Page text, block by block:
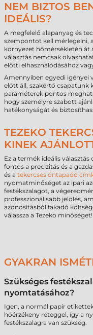
NEM BIZTOS
IDEÁLIS?
A megfelelő alapanyag és
szempontot kell mérlegelni,
környezet hőmérsékletén át
választás nemcsak
előtti elhasználódásához
Amennyiben egyedi igényei
előtt áll, szakértő csapatunk
paraméterek pontos
hogy személyre szabott
hatékonyságát és
TEZEKO
KINEK
Ez a termék ideális
fontos a precizitás és a
és a tekercses öntapadó
nyomatminőséget az ipari
festékszalagot, a
professzionálisabb jelölés,
azonosításból fakadó
válassza a Tezeko minőséget!
GYAKRAN
Szükséges
nyomtatásához?
Igen, a normál papír
hőérzékeny réteggel, így a
festékszalagra van szükség.